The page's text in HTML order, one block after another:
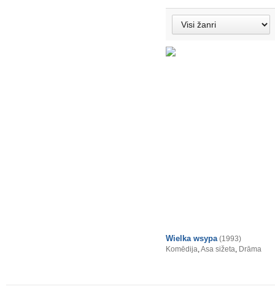
Wielka wsypa (1993)
Komēdija,Asa sižeta, Drāma